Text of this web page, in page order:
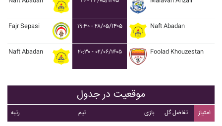
Fajr Sepasi ۱۹:۳۰ - ۲۸/۰۵/۱۴۰۵ Naft Abadan
Naft Abadan ۲۰:۳۰ - ۰۲/۰۶/۱۴۰۵ Foolad Khouzestan
موقعیت در جدول
رتبه تیم بازی تفاضل گل
امتیاز